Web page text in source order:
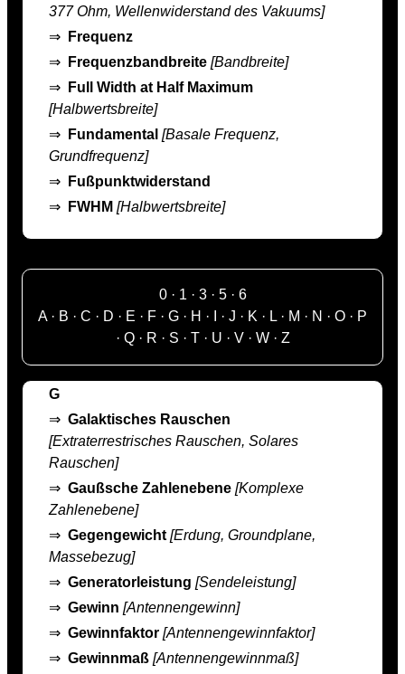
377 Ohm, Wellenwiderstand des Vakuums]
⇒
Frequenz
⇒
Frequenzbandbreite [Bandbreite]
⇒
Full Width at Half Maximum
[Halbwertsbreite]
⇒
Fundamental [Basale Frequenz,
Grundfrequenz]
⇒
Fußpunktwiderstand
⇒
FWHM [Halbwertsbreite]
0· 1 · 3· 5· 6
A· B · C · D · E · F · G · H · · J · K · L · M · N · O · P
· Q· R · S · T· U · V· W· Z
G
⇒ Galaktisches Rauschen
[Extraterrestrisches Rauschen, Solares
Rauschen]
⇒ Gaußsche Zahlenebene [Komplexe
Zahlenebene]
⇒ Gegengewicht [Erdung, Groundplane,
Massebezug]
⇒ Generatorleistung [Sendeleistung]
⇒ Gewinn [Antennengewinn]
⇒ Gewinnfaktor [Antennengewinnfaktor]
⇒ Gewinnmaß [Antennengewinnmaß]